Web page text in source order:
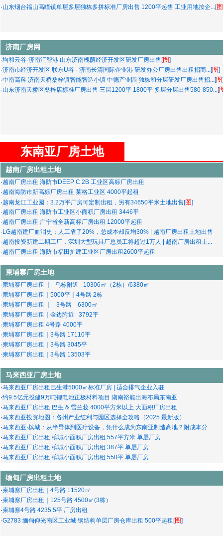
·山东烟台福山高疃镇单层多层独栋多拼标准厂房出售 1200平起售 工业用地按企...[图
济南厂房网
·均和云谷·济南汇智港 山东济南槐荫经济开发区研发厂房出售[图]
·济南市经济开发区 联东U谷 · 济南长清国际企业港 研发办公厂房出售出租招商...[图]
·中南高科 济南天桥桑梓镇智能智造小镇 中德产业园 独栋和分层研发厂房出售招...[图
·山东济南天桥区桑梓店标准厂房出售 三层1200平 1800平 多层分层出售580-850...[
东南亚厂房土地
越南厂房出租土地
·越南厂房出租 海防市DEEP C 2B 工业区高标厂房出租
·越南海防市新高标厂房出租 莱格工业区 4000平起租
·越南龙江工业园：3.2万平厂房可定制出租，另有34650平米土地出售[图]
·越南厂房出租 海防市工业区小面积厂房出租 3446平
·越南厂房出租 广宁省全新高标厂房出租 12000平起租
· LG越南建厂血泪史：人工省了20%，总成本却反增30% | 越南厂房出租土地出售
·越南投资新建二期工厂，深圳大型玩具厂总员工将超过1万人 | 越南厂房出租土...
·越南厂房出租 海防市福田扩建工业区厂房出租2600平起租
柬埔寨厂房土地
·柬埔寨厂房出租 ｜ 乌栋附近 10306㎡（2栋）/6380㎡
·柬埔寨厂房出租｜5000平｜4号路 2栋
·柬埔寨厂房出租 ｜ 3号路 6300㎡
·柬埔寨厂房出租｜金边附近 3792平
·柬埔寨厂房出租 4号路 4000平
·柬埔寨厂房出租｜3号路 17110平
·柬埔寨厂房出租｜3号路 3045平
·柬埔寨厂房出租｜3号路 13503平
马来西亚厂房土地
·马来西亚厂房出租巴生港5000㎡标准厂房 | 适合排气企业入驻
·约9.5亿元投建9万吨锂电池正极材料项目 湖南裕能出海布局东南亚
·马来西亚厂房出租 巴生 & 雪兰莪 4000平方米以上 大面积厂房出租
·马来西亚投资地图：各州产业红利与园区选择全攻略（2025 最新版）
·马来西亚·槟城：从半导体到医疗设备，凭什么成为东南亚制造高地？附成本分...
·马来西亚厂房出租 槟城小面积厂房出租 557平方米 单层厂房
·马来西亚厂房出租 槟城小面积厂房出租 387平 单层厂房
·马来西亚厂房出租 槟城小面积厂房出租 550平 单层厂房
缅甸厂房出租土地
·柬埔寨厂房出租｜4号路 11520㎡
·柬埔寨厂房出租｜125号路 4500㎡(3栋）
·柬埔寨4号路 4235.5平 厂房出租
·G2783 缅甸仰光南区工业城 钢结构单层厂房仓库出租 500平起租[图]